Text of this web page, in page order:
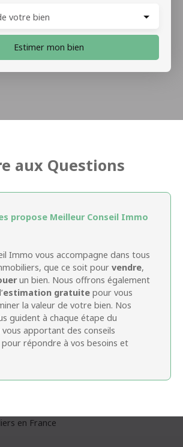
votre bien
Estimer mon bien
aux Questions
propose Meilleur Conseil Immo
Immo vous accompagne dans tous
que ce soit pour vendre,
un bien. Nous offrons également
estimation gratuite pour vous
la valeur de votre bien. Nos
guident à chaque étape du
vous apportant des conseils
pour répondre à vos besoins et